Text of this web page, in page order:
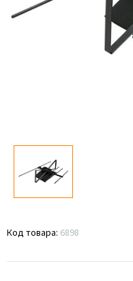
Код товара: 6898